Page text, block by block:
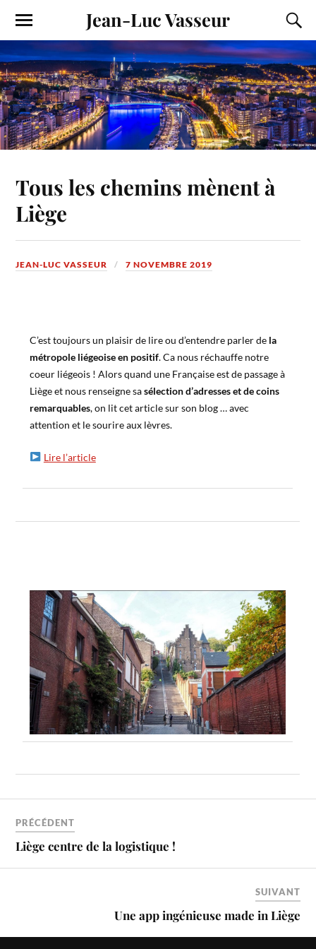
Jean-Luc Vasseur
Tous les chemins mènent à
Liège
JEAN-LUC VASSEUR 7 NOVEMBRE 2019
C’est toujours un plaisir de lire ou d’entendre parler de la
métropole liégeoise en positif. Ca nous réchauffe notre
coeur liégeois ! Alors quand une Française est de passage à
Liège et nous renseigne sasélection d’adresses et de coins
remarquables, on lit cet article sur son blog … avec
attention et le sourire aux lèvres.
Lire l’article
PRÉCÉDENT
Liège centre de la logistique !
SUIVANT
Une app ingénieuse made in Liège